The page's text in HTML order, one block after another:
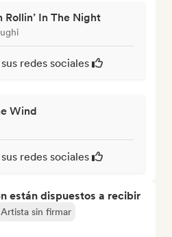
Rollin’ In The Night
redes sociales
Wind
redes sociales
están dispuestos a recibir
Artista sin firmar